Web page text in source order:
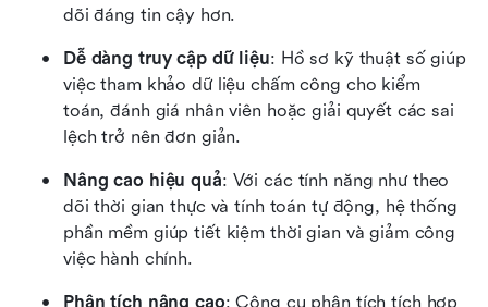
dõi đáng tin cậy hơn.
Dễ dàng truy cập dữ liệu: Hồ sơ kỹ thuật số giúp
việc tham khảo dữ liệu chấm công cho kiểm
toán, đánh giá nhân viên hoặc giải quyết các sai
lệch trở nên đơn giản.
Nâng cao hiệu quả: Với các tính năng như theo
dõi thời gian thực và tính toán tự động, hệ thống
phần mềm giúp tiết kiệm thời gian và giảm công
việc hành chính.
Phân tích nâng cao: Công cụ phân tích tích hợp